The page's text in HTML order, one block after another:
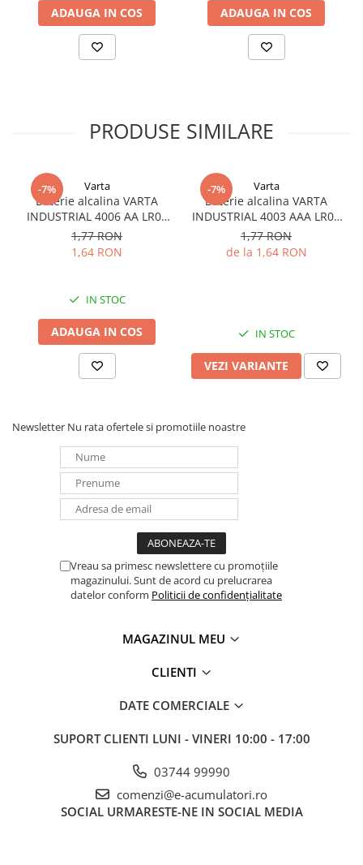
energiei electrice
Cabinete baterii
Acumulatori UPS
Frigidere portabile
Racire/Incalzire
Statii energie portabile
Dulapuri pentru cablare
structurata
Sigurante
Tablouri electrice
Lumina (Becuri si Lanterne)
cabluri USB, prelungitoare USB
Cablu de date si Adaptoare
Solutii solare portabile
Lichidare de stoc
Statii de incarcare EV
ADAUGA IN COS ADAUGA IN COS
PRODUSE SIMILARE
-7% Varta
Baterie alcalina VARTA
INDUSTRIAL 4006 AA LR06
1.5V bulk
1,77 RON
1,64 RON
IN STOC
ADAUGA IN COS
-7% Varta
Baterie alcalina VARTA
INDUSTRIAL 4003 AAA LR03
1.5V
1,77 RON
de la 1,64 RON
IN STOC
VEZI VARIANTE
Newsletter Nu rata ofertele si promotiile noastre
Vreau sa primesc newslettere cu promoțiile
magazinului. Sunt de acord cu prelucrarea
datelor conform Politicii de confidențialitate
MAGAZINUL MEU
CLIENTI
DATE COMERCIALE
SUPORT CLIENTI LUNI - VINERI 10:00 - 17:00
03744 99990
comenzi@e-acumulatori.ro
SOCIAL URMARESTE-NE IN SOCIAL MEDIA